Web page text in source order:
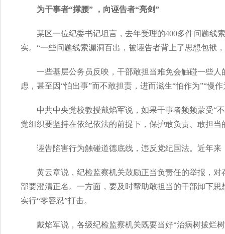
为干事者“撑腰” ，向诬告者“亮剑”
某区一位纪委书记坦言，去年受理的400多件问题线
实。“一些问题线索漏洞百出，被诬告者背上了思想包袱
一些基层公务员反映，干部敢担当难免会触碰一些
虑，甚至因“怕出事”而不敢担责，进而滋生“怕作为”“慢作
中共中央党校教授戴焰军说，如果干事者频频蒙受“
党组织要坚持在依纪依法的前提下，保护敢负责、敢担当
诬告陷害行为触碰道德底线，违反党纪国法。近年
黄云章说，纪检监察机关鼓励正当负责任的举报，
部要澄清正名。一方面，要及时帮助敢担当的干部卸下
实行“零容忍”打击。
戴焰军说，各级纪检监察机关既要当好“治病树拔烂